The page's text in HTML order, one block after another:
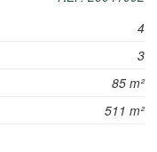
4
3
85 m²
511 m²